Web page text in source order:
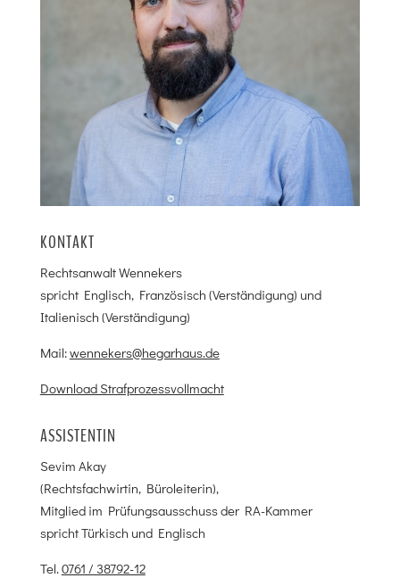
KONTAKT
Rechtsanwalt Wennekers
spricht Englisch, Französisch (Verständigung) und
Italienisch (Verständigung)
Mail:wennekers@hegarhaus.de
Download Strafprozessvollmacht
ASSISTENTIN
Sevim Akay
(Rechtsfachwirtin, Büroleiterin),
Mitglied im Prüfungsausschuss der RA-Kammer
spricht Türkisch und Englisch
Tel.0761 / 38792-12